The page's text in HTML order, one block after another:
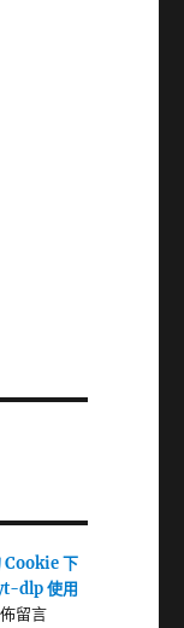
Cookie 下
dlp 使用
留言